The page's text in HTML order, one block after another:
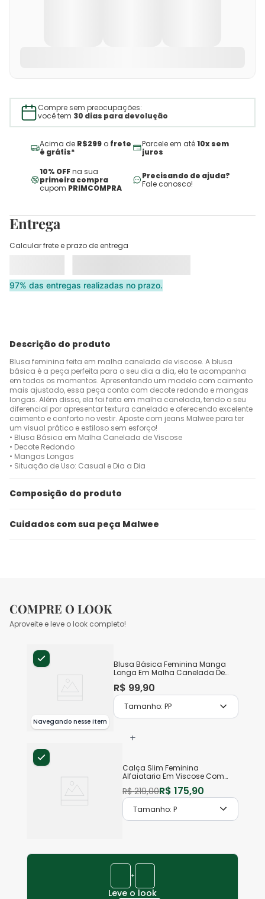
Compre sem preocupações:
você tem 30 dias para devolução
Acima de R$299 o frete
é grátis*
Parcele em até10x sem
juros
10% OFFna sua
primeira compra
cupom PRIMCOMPRA
Precisando de ajuda?
Fale conosco!
Entrega
Calcular frete e prazo de entrega
97% das entregas realizadas no prazo.
Descrição do produto
Blusa feminina feita em malha canelada de viscose. A blusa
básica é a peça perfeita para o seu dia a dia, ela te acompanha
em todos os momentos. Apresentando um modelo com caimento
mais ajustado, essa peça conta com decote redondo e mangas
longas. Além disso, ela foi feita em malha canelada, tendo o seu
diferencial por apresentar textura canelada e oferecendo excelente
caimento e conforto no vestir. Aposte com jeans Malwee para ter
um visual prático e estiloso sem esforço!
• Blusa Básica em Malha Canelada de Viscose
• Decote Redondo
• Mangas Longas
• Situação de Uso: Casual e Dia a Dia
Composição do produto
Cuidados com sua peça Malwee
COMPRE O LOOK
Aproveite e leve o look completo!
Navegando nesse item
Blusa Básica Feminina Manga
Longa Em Malha Canelada De
R$ 99,90
Tamanho: PP
+
Calça Slim Feminina
Alfaiataria Em Viscose Com
R$ 219,00R$ 175,90
Tamanho:P
+
Leve o look